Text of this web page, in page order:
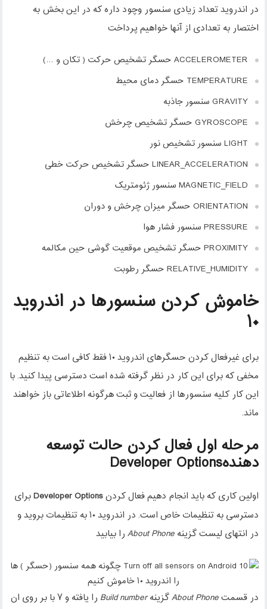
در اندروید تعداد زیادی سنسور وچود داره که در این بخش به
اختصار به تعدادی از آنها خواهیم پرداخت
ACCELEROMETER حسگر تشخیص حرکت ( تکان و …)
TEMPERATURE حسگر دمای محیط
GRAVITY سنسور جاذبه
GYROSCOPE حسگر تشخیص چرخش
LIGHT سنسور تشخیص نور
LINEAR_ACCELERATION حسگر تشخیص حرکت خطی
MAGNETIC_FIELD سنسور ژئومتریک
ORIENTATION حسگر میزان چرخش و دوران
PRESSURE سنسور فشار هوا
PROXIMITY حسگر تشخیص موقعیت گوشی حین مکالمه
RELATIVE_HUMIDITY حسگر رطوبت
خاموش کردن سنسورها در اندروید
۱۰
برای غیرفعال کردن حسگرهای اندروید ۱۰ فقط کافی است به تنظیم
مخفی که برای این کار در نظر گرفته شده است دسترسی پیدا کنید. با
این کار کلیه سنسورها از فعالیت و ثبت هرگونه اطلاعاتی باز خواهند
ماند.
مرحله اول فعال کردن حالت توسعه
دهندهDeveloper Options
اولین کاری که باید انجام دهیم فعال کردنDeveloper Optionsبرای
دسترسی به تنظیمات خاص است. در اندروید ۱۰ به تنظیمات بروید و
در انتهای لیست گزینهAbout Phone را بیابید
در قسمتAbout PhoneگزینهBuild number را یافته و ۷ با بر روی ان